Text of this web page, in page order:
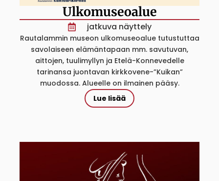
Ulkomuseoalue
jatkuva näyttely
Rautalammin museon ulkomuseoalue tutustuttaa
savolaiseen elämäntapaan mm. savutuvan,
aittojen, tuulimyllyn ja Etelä-Konnevedelle
tarinansa juontavan kirkkovene-”Kuikan”
muodossa. Alueelle on ilmainen pääsy.
Lue lisää